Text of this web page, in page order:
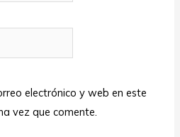
electrónico y web en este
vez que comente.